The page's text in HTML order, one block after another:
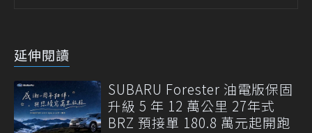
延伸閱讀
SUBARU Forester 油電版保固
升級 5 年 12 萬公里 27年式
BRZ 預接單 180.8 萬元起開跑